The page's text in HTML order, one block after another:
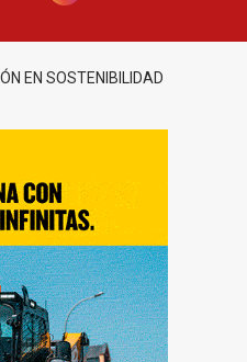
EN SOSTENIBILIDAD